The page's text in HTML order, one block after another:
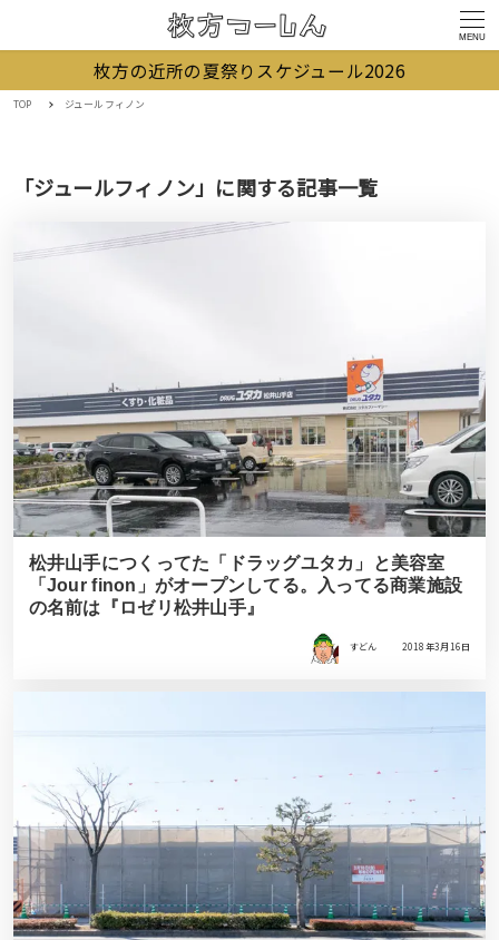
MENU
枚方の近所の夏祭りスケジュール2026
TOP ジュールフィノン
「ジュールフィノン」に関する記事一覧
松井山手につくってた「ドラッグユタカ」と美容室
「Jour finon」がオープンしてる。入ってる商業施設
の名前は『ロゼリ松井山手』
すどん 2018年3月16日